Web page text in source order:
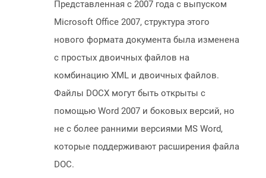
Представленная с 2007 года с выпуском
Microsoft Office 2007, структура этого
нового формата документа была изменена
с простых двоичных файлов на
комбинацию XML и двоичных файлов.
Файлы DOCX могут быть открыты с
помощью Word 2007 и боковых версий, но
не с более ранними версиями MS Word,
которые поддерживают расширения файла
DOC.